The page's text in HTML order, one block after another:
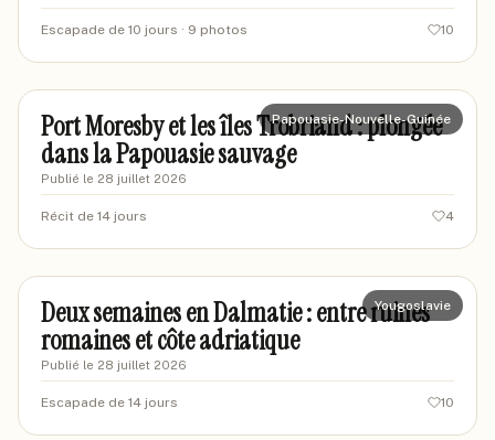
Escapade de 10 jours · 9 photos 10
maxexplorer42
Papouasie-Nouvelle-Guinée
Port Moresby et les îles Trobriand : plongée
dans la Papouasie sauvage
Publié le 28 juillet 2026
Récit de 14 jours 4
marievoyages87
Yougoslavie
Deux semaines en Dalmatie : entre ruines
romaines et côte adriatique
Publié le 28 juillet 2026
Escapade de 14 jours 10
sarahvoyages87